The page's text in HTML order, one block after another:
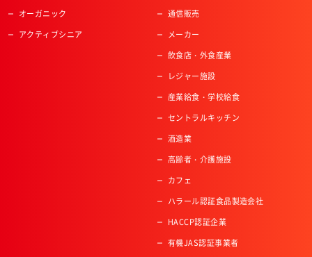
オーガニック
アクティブシニア
通信販売
メーカー
飲食店・外食産業
レジャー施設
産業給食・学校給食
セントラルキッチン
酒造業
高齢者・介護施設
カフェ
ハラール認証食品製造会社
HACCP認証企業
有機JAS認証事業者